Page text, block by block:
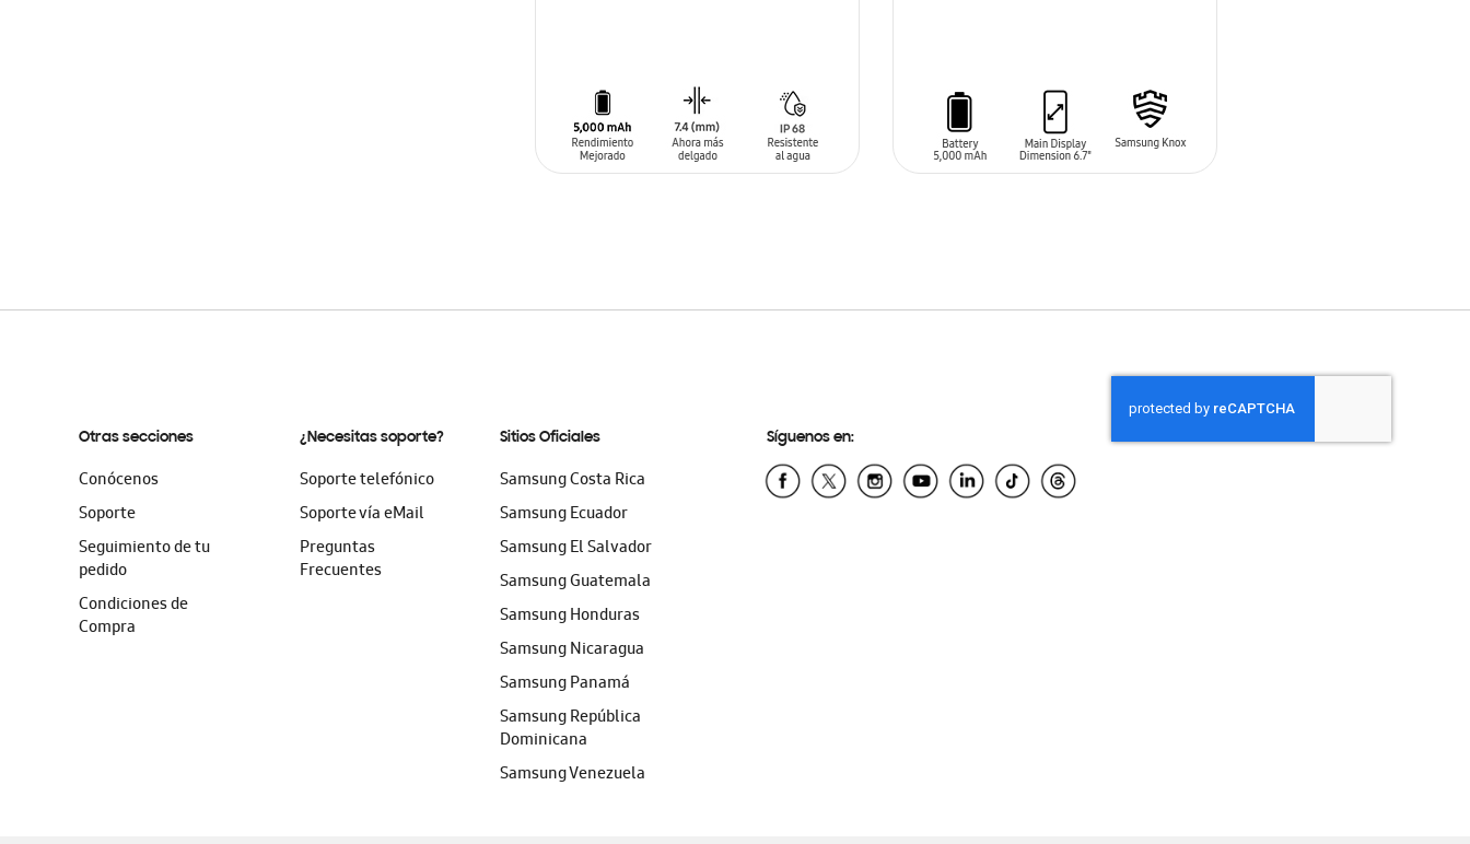
Otras secciones
Conócenos
Soporte
Seguimiento de tu
pedido
Condiciones de
Compra
¿Necesitas soporte?
Soporte telefónico
Soporte vía eMail
Preguntas
Frecuentes
Sitios Oficiales
Samsung Costa Rica
Samsung Ecuador
Samsung El Salvador
Samsung Guatemala
Samsung Honduras
Samsung Nicaragua
Samsung Panamá
Samsung República
Dominicana
Samsung Venezuela
Síguenos en: